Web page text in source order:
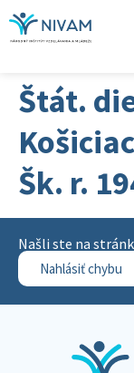
Štát.
Šk. r.
Našli ste na
Nahlásiť chybu